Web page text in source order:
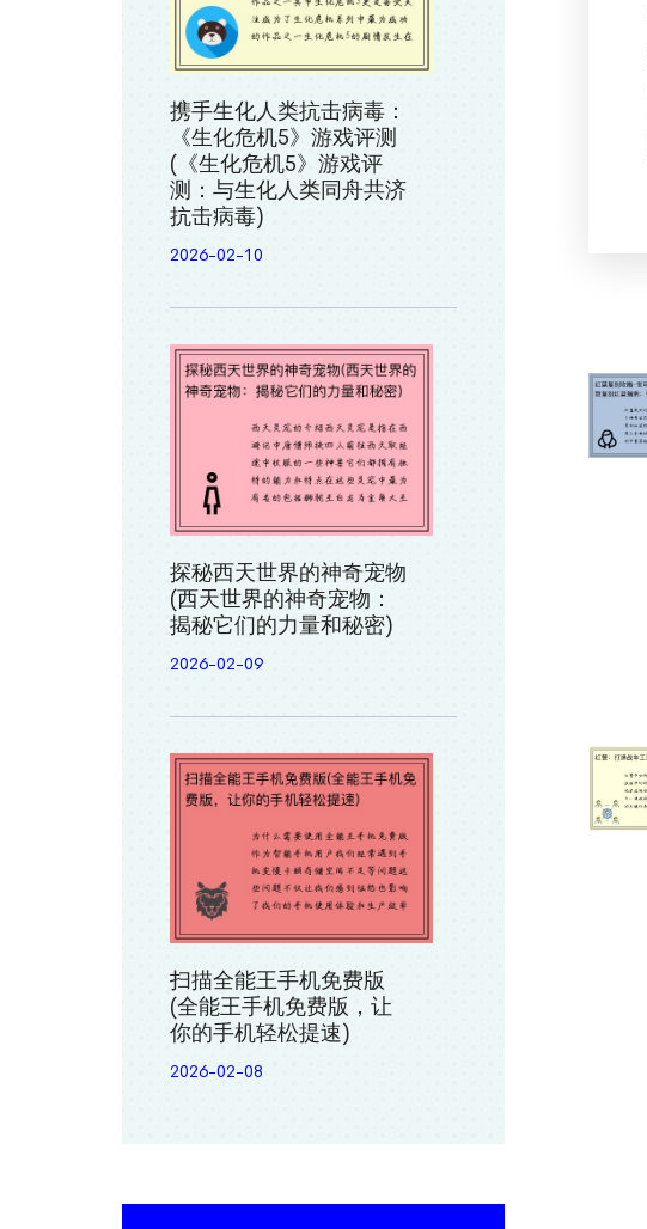
携手生化人类抗击病毒：
《生化危机5》游戏评测
(《生化危机5》游戏评
测：与生化人类同舟共济
抗击病毒)
2026-02-10
探秘西天世界的神奇宠物
(西天世界的神奇宠物：
揭秘它们的力量和秘密)
2026-02-09
扫描全能王手机免费版
(全能王手机免费版，让
你的手机轻松提速)
2026-02-08